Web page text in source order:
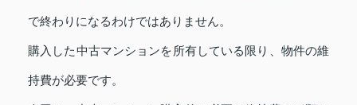
で終わりになるわけではありません。
購入した中古マンションを所有している限り、物件の維
持費が必要です。